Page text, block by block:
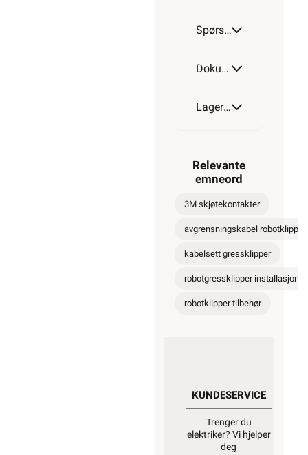
Spørsmål og svar
Dokumentasjon
Lagerstatus
Relevante
emneord
3M skjøtekontakter
avgrensningskabel robotklipper
kabelsett gressklipper
robotgressklipper installasjon
robotklipper tilbehør
KUNDESERVICE
Trenger du
elektriker? Vi hjelper
deg